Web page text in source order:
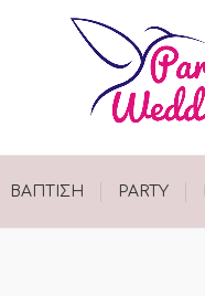
ΒΑΠΤΙΣΗ PARTY